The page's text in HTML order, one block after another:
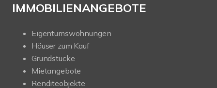
IMMOBILIENANGEBOTE
Eigentumswohnungen
Häuser zum Kauf
Grundstücke
Mietangebote
Renditeobjekte